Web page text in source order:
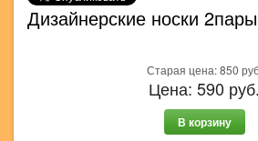
Дизайнерские носки
Старая цена:850
Цена: 590 руб.
В корзину